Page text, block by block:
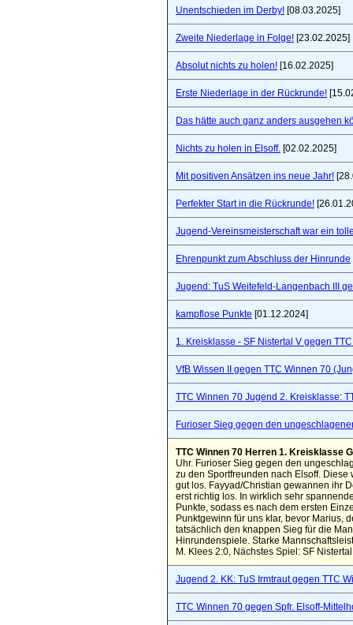
Unentschieden im Derby! [08.03.2025]
Zweite Niederlage in Folge! [23.02.2025]
Absolut nichts zu holen! [16.02.2025]
Erste Niederlage in der Rückrunde!
Das hätte auch ganz anders ausgehen
Nichts zu holen in Elsoff. [02.02.2025]
Mit positiven Ansätzen ins neue Jahr!
Perfekter Start in die Rückrunde!
Jugend-Vereinsmeisterschaft war ein
Ehrenpunkt zum Abschluss der Hinrunde
Jugend: TuS Weitefeld-Langenbach III
kampflose Punkte [01.12.2024]
1. Kreisklasse - SF Nistertal V gegen
VfB Wissen II gegen TTC Winnen 70
TTC Winnen 70 Jugend 2. Kreisklasse:
Furioser Sieg gegen den
TTC Winnen 70 Herren 1. Kreisklasse
Uhr. Furioser Sieg gegen den
zu den Sportfreunden nach Elsoff.
gut los. Fayyad/Christian gewannen ihr
erst richtig los. In wirklich sehr
Punkte, sodass es nach dem ersten
Punktgewinn für uns klar, bevor Marius,
tatsächlich den knappen Sieg für die
Hinrundenspiele. Starke
M. Klees 2:0, Nächstes Spiel: SF
Jugend 2. KK: TuS Irmtraut gegen TTC
TTC Winnen 70 gegen Spfr. Elsoff-